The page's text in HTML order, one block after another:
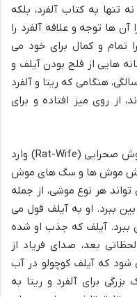
تنها به کتاب آلفرد، بلکه
ها توجه و علاقه آلفرد را
تمام و کمال برای خود می
هایی از فلج بودن آیلف و
هنگامی که ریتا و آلفرد
روی میز افتاده و برای
در ادامه پرده اول، شخصیتی به نام موش صحرایی (Rat-Wife) وارد
موش ها و سگ های موش
هر نوع موشی، از جمله
ببرد. او به آیلف قول می
ببرد. آیلف که جذب او شده
بعد، صدای فریاد از
که آیلف کوچولو در آب
برای آلفرد و ریتا به